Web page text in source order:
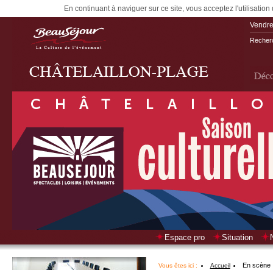
En continuant à naviguer sur ce site, vous acceptez
Espace pro Situation
Vous êtes ici : Accueil En scène